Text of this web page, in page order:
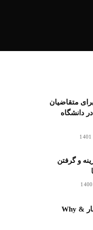
متقاضیان
دانشگاه
و گرفتن
گزارش سومین وبینار Why &